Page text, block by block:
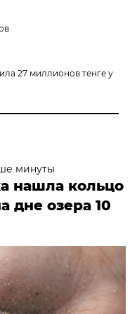
27 миллионов тенге у
минуты
нашла кольцо
дне озера 10